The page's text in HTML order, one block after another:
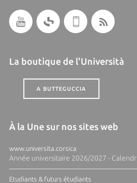
La boutique de l'Università
A BUTTEGUCCIA
À la Une sur nos sites web
www.universita.corsica
Année universitaire 2026/2027 -
Etudiants & futurs étudiants